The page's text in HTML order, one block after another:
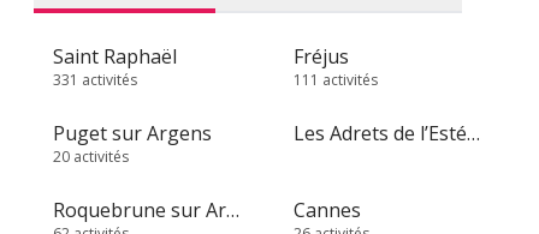
Saint Raphaël
331 activités
Fréjus
111 activités
Puget sur Argens
20 activités
Les Adrets de l’Estérel
Roquebrune sur Argens Cannes